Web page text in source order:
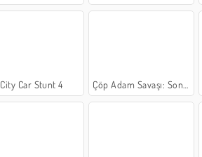
City Car Stunt 4 Çöp Adam Savaşı: Sonsuzluk Düellosu